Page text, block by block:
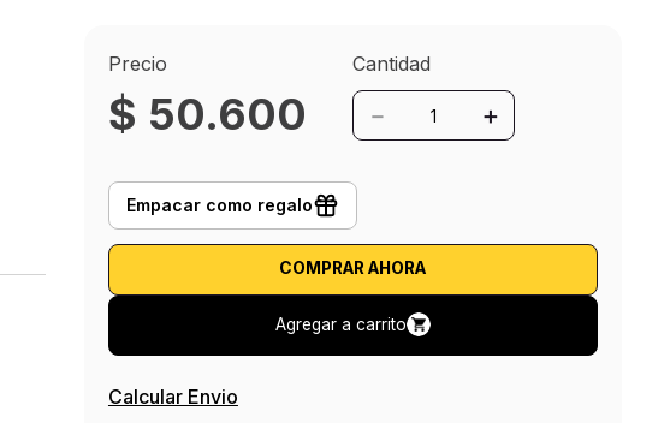
Precio
$ 50.600
Cantidad
＋
－
Empacar como regalo
COMPRAR AHORA
Agregar a carrito
Calcular Envio